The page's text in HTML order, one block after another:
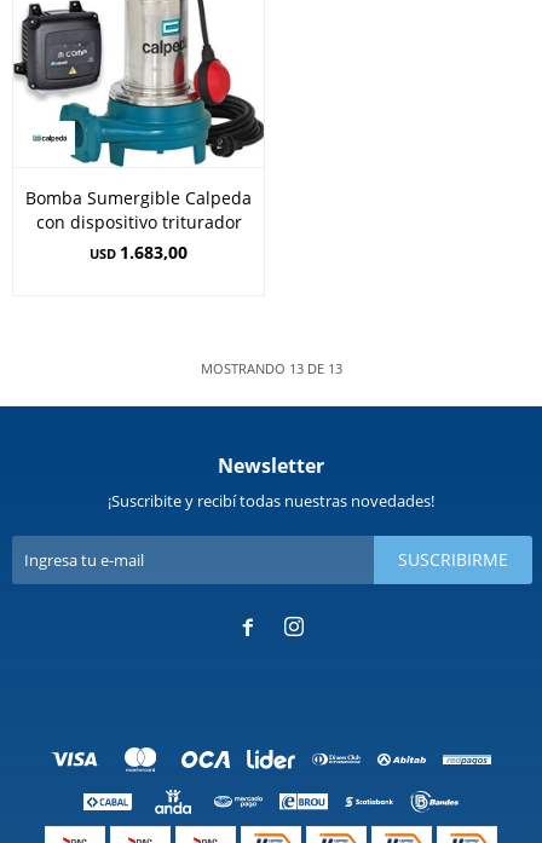
Bomba Sumergible Calpeda
con dispositivo triturador
USD 1.683,00
MOSTRANDO 13DE 13
Newsletter
¡Suscribite y recibí todas nuestras novedades!
SUSCRIBIRME
 